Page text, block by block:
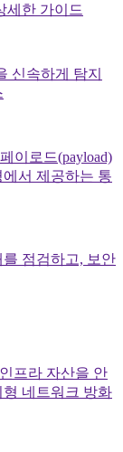
세한 가이드
신속하게 탐지
이로드(payload)
서 제공하는 통
점검하고, 보안
프라 자산을 안
네트워크 방화